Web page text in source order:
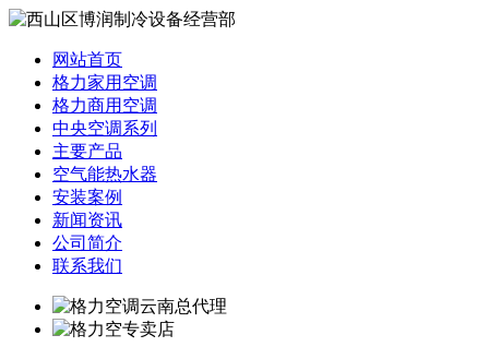
网站首页
格力家用空调
格力商用空调
中央空调系列
主要产品
空气能热水器
安装案例
新闻资讯
公司简介
联系我们